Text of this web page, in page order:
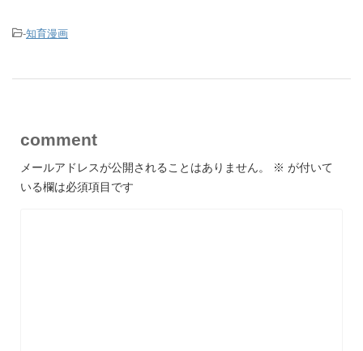
-知育漫画
comment
メールアドレスが公開されることはありません。 ※ が付いて
いる欄は必須項目です